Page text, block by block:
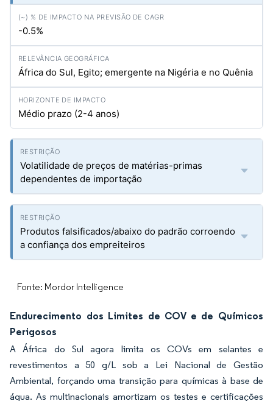
-0.5%
África do Sul, Egito; emergente na Nigéria e no Quênia
Médio prazo (2-4 anos)
Volatilidade de preços de matérias-primas
dependentes de importação
Produtos falsificados/abaixo do padrão corroendo
a confiança dos empreiteiros
Fonte: Mordor Intelligence
Endurecimento dos Limites de COV e de Químicos
Perigosos
A África do Sul agora limita os COVs em selantes e
revestimentos a 50 g/L sob a Lei Nacional de Gestão
Ambiental, forçando uma transição para químicas à base de
água. As multinacionais amortizam os testes e certificações